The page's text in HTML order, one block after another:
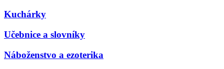
Kuchárky
Učebnice a slovníky
Náboženstvo a ezoterika